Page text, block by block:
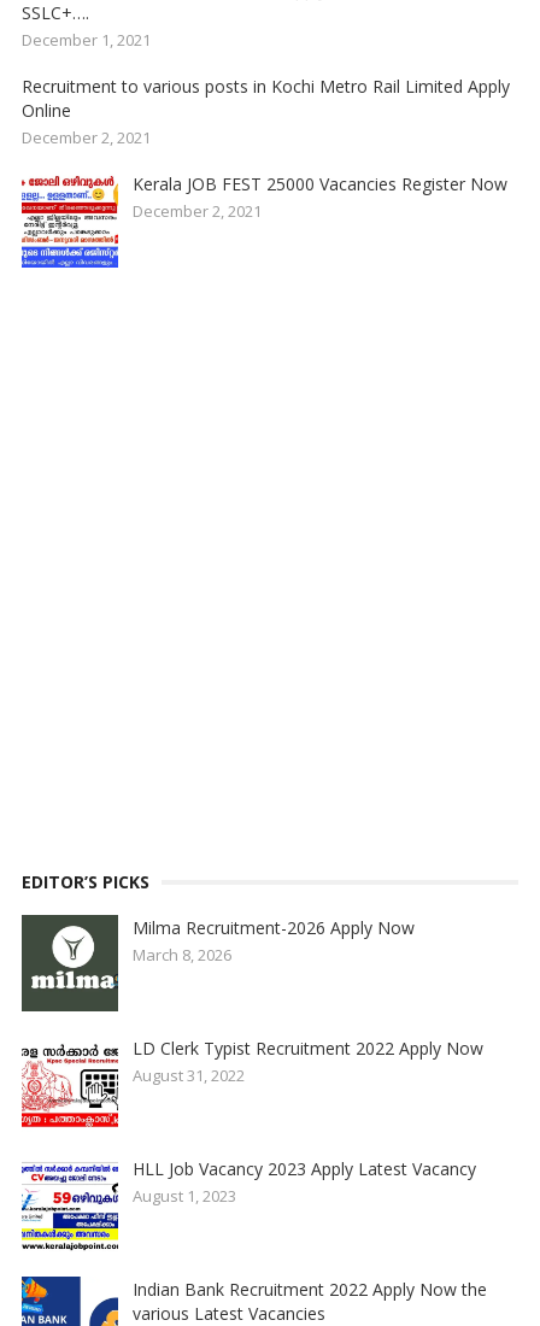
SSLC+….
December 1, 2021
Recruitment to various posts in Kochi Metro Rail Limited Apply
Online
December 2, 2021
Kerala JOB FEST 25000 Vacancies Register Now
December 2, 2021
EDITOR’S PICKS
Milma Recruitment-2026 Apply Now
March 8, 2026
LD Clerk Typist Recruitment 2022 Apply Now
August 31, 2022
HLL Job Vacancy 2023 Apply Latest Vacancy
August 1, 2023
Indian Bank Recruitment 2022 Apply Now the
various Latest Vacancies